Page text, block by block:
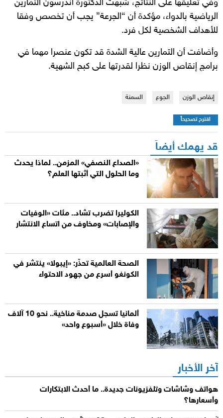
وفي تعليقها على النتائج، شبهت الدكتورة أندرسون التمارين
الرياضية بالدواء، مؤكدة أن “الجرعة” يجب أن تخصص وفقا
للأهداف الشخصية لكل فرد.
وأضافت أن التمارين عالية الشدة قد تكون عنصرا مهما في
برامج إنقاص الوزن نظرا لقدرتها على كبح الشهية.
إنقاص الوزن الجوع السمنة
اقترح تصحيحاً
قد يهمك أيضاً
«الصداع النصفي» المزمن.. لماذا يحدث
وما الحلول التي أثبتها العلم؟
الكوليرا تضرب تشاد.. مئات «الوفيات
والإصابات» ومخاوف من اتساع الانتشار
الصحة العالمية تحذّر: «إيبولا» ينتشر في
الكونغو أسرع من جهود الاحتواء
ألمانيا تسجل صدمة مناخية.. نحو 10 آلاف
وفاة خلال «أسبوع واحد»
آخر الأخبار
هواتف وشاشات وتلفزيونات جديدة.. ما أحدث الابتكارات
وأسعارها؟